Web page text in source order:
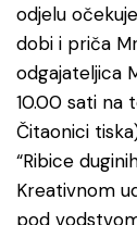
odjelu
dobi i priča
odgajateljica
10.00 sati na
Čitaonici
“Ribice
Kreativnom
pod